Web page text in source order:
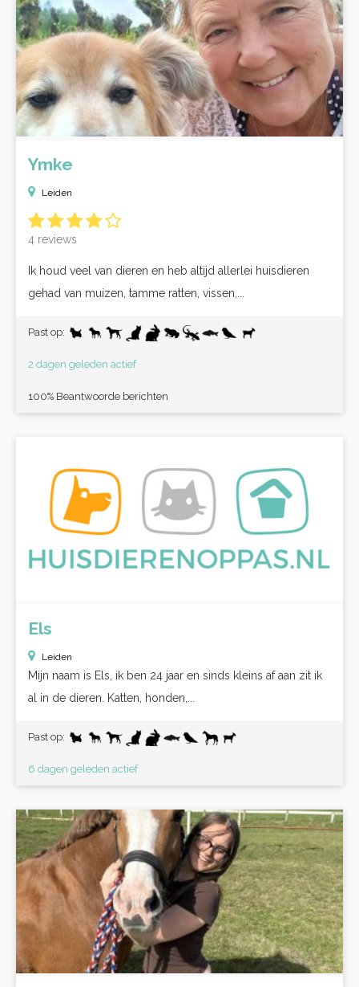
Ymke
Leiden
4 reviews
Ik houd veel van dieren en heb altijd allerlei huisdieren
gehad van muizen, tamme ratten, vissen,...
Past op:
2 dagen geleden actief
100% Beantwoorde berichten
Els
Leiden
Mijn naam is Els, ik ben 24 jaar en sinds kleins af aan zit ik
al in de dieren. Katten, honden,...
Past op:
6 dagen geleden actief